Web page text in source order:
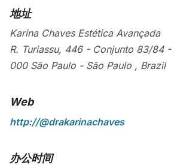
地址
Karina Chaves Estética Avançada
R. Turiassu, 446 - Conjunto 83/84 -
000 São Paulo - São Paulo , Brazil
Web
http://@drakarinachaves
办公时间